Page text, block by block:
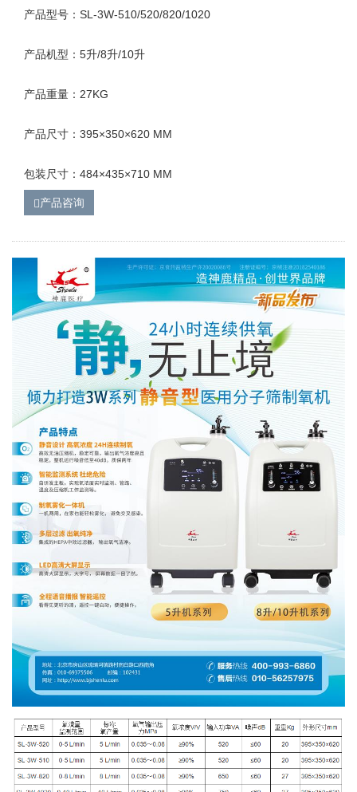
产品型号：SL-3W-510/520/820/1020
产品机型：5升/8升/10升
产品重量：27KG
产品尺寸：395×350×620 MM
包装尺寸：484×435×710 MM
产品咨询